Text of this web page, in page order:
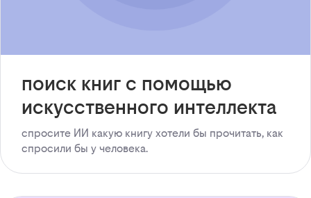
поиск книг с помощью
искусственного интеллекта
спросите ИИ какую книгу хотели бы прочитать, как
спросили бы у человека.